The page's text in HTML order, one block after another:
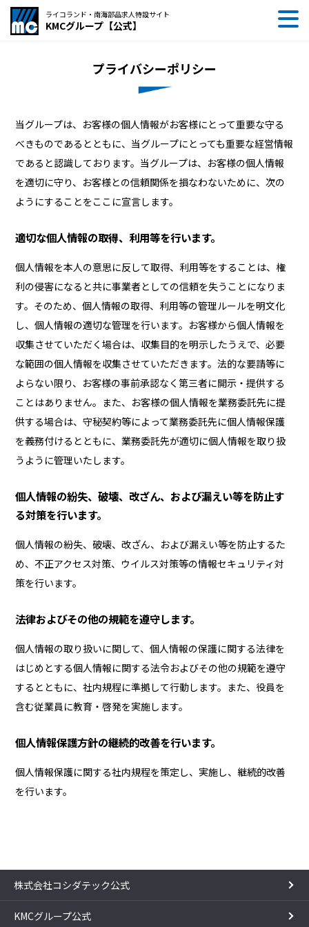
ライコランド・南海部品求人特設サイト
KMCグループ【公式】
プライバシーポリシー
当グループは、お客様の個人情報がお客様にとって重要な守る
べきものであるとともに、当グループにとっても重要な経営情報
であると認識しております。当グループは、お客様の個人情報
を適切に守り、お客様との信頼関係を損なわないために、次の
ようにすることをここに宣言します。
適切な個人情報の取得、利用等を行います。
個人情報を本人の意思に反して取得、利用等をすることは、権
利の侵害になると共に事業者としての信頼を失うことになりま
す。そのため、個人情報の取得、利用等の管理ルールを明文化
し、個人情報の適切な管理を行います。お客様から個人情報を
収集させていただく場合は、収集目的を明示したうえで、必要
な範囲の個人情報を収集させていただきます。法的な要請等に
よらない限り、お客様の事前承認なく第三者に開示・提供する
ことはありません。また、お客様の個人情報を業務委託先に提
供する場合は、守秘契約等によって業務委託先に個人情報保護
を義務付けるとともに、業務委託先が適切に個人情報を取り扱
うように管理いたします。
個人情報の紛失、破壊、改ざん、および漏えい等を防止す
る対策を行います。
個人情報の紛失、破壊、改ざん、および漏えい等を防止するた
め、不正アクセス対策、ウイルス対策等の情報セキュリティ対
策を行います。
法律およびその他の規範を遵守します。
個人情報の取り扱いに関して、個人情報の保護に関する法律を
はじめとする個人情報に関する法令およびその他の規範を遵守
するとともに、社内規程に準拠して行動します。また、役員を
含む従業員に教育・啓発を実施します。
個人情報保護方針の継続的改善を行います。
個人情報保護に関する社内規程を策定し、実施し、継続的改善
を行います。
株式会社コシダテック公式
KMCグループ公式